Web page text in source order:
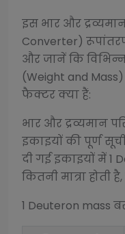
इस भार और
Converter)
और जानें कि
(Weight and Mass)
फैक्टर क्या हैं:
भार और द्रव्यमान
इकाइयों की पूर्ण
दी गई इकाइयों में 1
कितनी मात्रा होती
1 Deuteron mass